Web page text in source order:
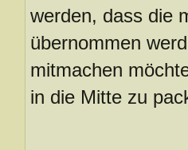
werden, dass die
übernommen
mitmachen
in die Mitte zu